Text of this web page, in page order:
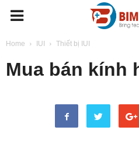
BIMETECH
Home IUI Thiết bị IUI
Mua bán kính